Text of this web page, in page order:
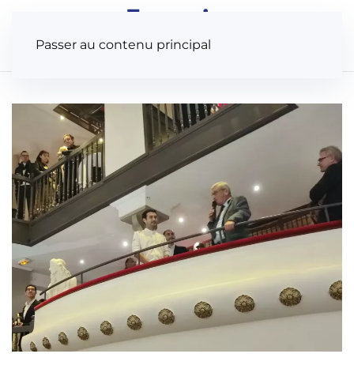
Passer au contenu principal
Panneau de gestion des cookies